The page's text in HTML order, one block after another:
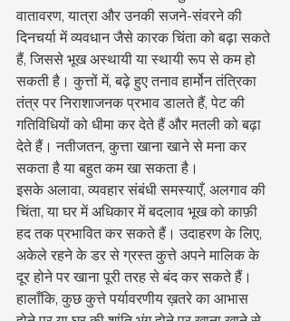
वातावरण, यात्रा और उनकी सजने-संवरने की
दिनचर्या में व्यवधान जैसे कारक चिंता को बढ़ा सकते
हैं, जिससे भूख अस्थायी या स्थायी रूप से कम हो
सकती है। कुत्तों में, बढ़े हुए तनाव हार्मोन तंत्रिका
तंत्र पर निराशाजनक प्रभाव डालते हैं, पेट की
गतिविधियों को धीमा कर देते हैं और मतली को बढ़ा
देते हैं। नतीजतन, कुत्ता खाना खाने से मना कर
सकता है या बहुत कम खा सकता है।
इसके अलावा, व्यवहार संबंधी समस्याएँ, अलगाव की
चिंता, या घर में अधिकार में बदलाव भूख को काफ़ी
हद तक प्रभावित कर सकते हैं। उदाहरण के लिए,
अकेले रहने के डर से ग्रस्त कुत्ते अपने मालिक के
दूर होने पर खाना पूरी तरह से बंद कर सकते हैं।
हालाँकि, कुछ कुत्ते पर्यावरणीय ख़तरे का आभास